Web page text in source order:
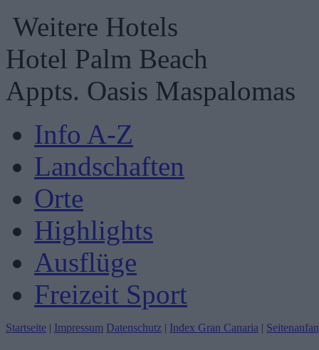
Weitere Hotels
Hotel Palm Beach
Appts. Oasis Maspalomas
Info A-Z
Landschaften
Orte
Highlights
Ausflüge
Freizeit Sport
Startseite | Impressum Datenschutz | Index Gran Canaria |